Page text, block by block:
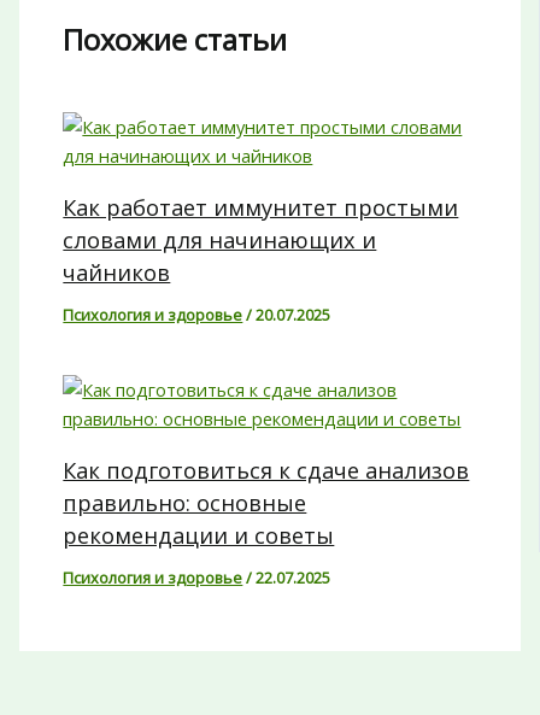
Похожие статьи
Как работает иммунитет простыми
словами для начинающих и
чайников
Психология и здоровье/20.07.2025
Как подготовиться к сдаче анализов
правильно: основные
рекомендации и советы
Психология и здоровье/22.07.2025